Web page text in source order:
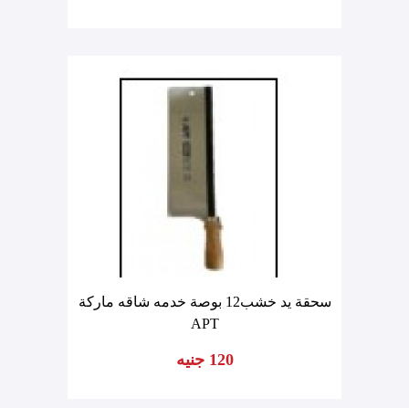
سحقة يد خشب12 بوصة خدمه شاقه ماركة
APT
120 جنيه